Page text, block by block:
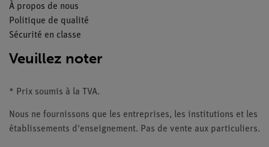
À propos de nous
Politique de qualité
Sécurité en classe
Veuillez noter
* Prix soumis à la TVA.
Nous ne fournissons que les entreprises, les institutions et les
établissements d'enseignement. Pas de vente aux particuliers.